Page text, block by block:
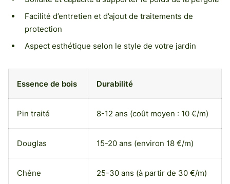
Facilité d’entretien et d’ajout de traitements de
protection
Aspect esthétique selon le style de votre jardin
Essence de bois Durabilité
Pin traité 8-12 ans (coût moyen : 10 €/m)
Douglas 15-20 ans (environ 18 €/m)
Chêne 25-30 ans (à partir de 30 €/m)